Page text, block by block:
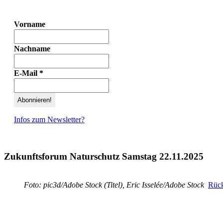
Vorname
Nachname
E-Mail *
Infos zum Newsletter?
Zukunftsforum Naturschutz Samstag 22.11.2025
Foto: pic3d/Adobe Stock (Titel), Eric Isselée/Adobe Stock